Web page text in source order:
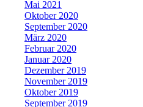
Mai 2021
Oktober 2020
September 2020
März 2020
Februar 2020
Januar 2020
Dezember 2019
November 2019
Oktober 2019
September 2019